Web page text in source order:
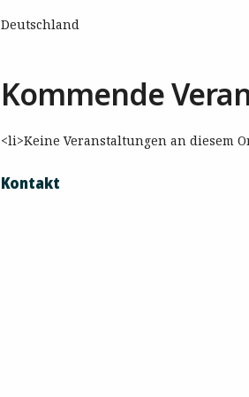
Deutschland
Kommende
<li>Keine Veranstaltungen an diesem
Kontakt